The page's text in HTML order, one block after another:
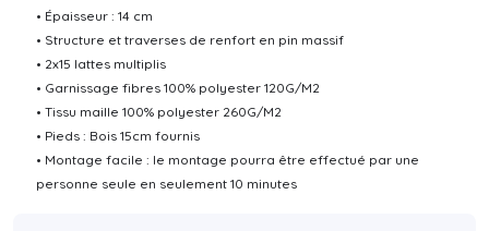
• Épaisseur : 14 cm
• Structure et traverses de renfort en pin massif
• 2x15 lattes multiplis
• Garnissage fibres 100% polyester 120G/M2
• Tissu maille 100% polyester 260G/M2
• Pieds : Bois 15cm fournis
• Montage facile : le montage pourra être effectué par une
personne seule en seulement 10 minutes